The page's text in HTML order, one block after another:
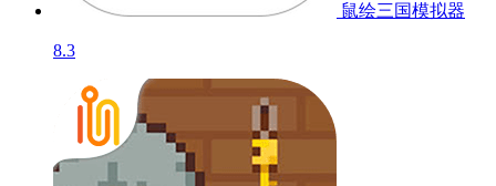
鼠绘三国模拟器
8.3